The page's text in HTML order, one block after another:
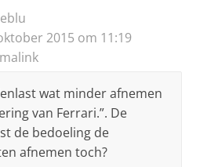
2015 om 11:19
wat minder afnemen
van Ferrari.”. De
de bedoeling de
afnemen toch?